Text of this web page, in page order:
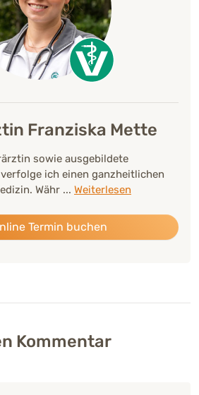
Franziska Mette
sowie ausgebildete
ich einen ganzheitlichen
Währ ... Weiterlesen
Termin buchen
Kommentar